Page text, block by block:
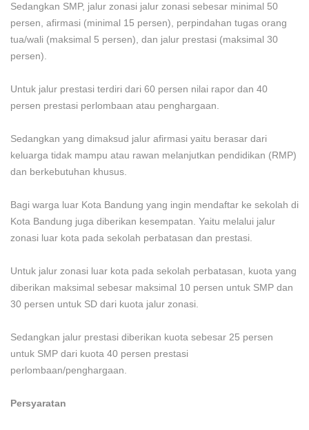
Sedangkan SMP, jalur zonasi jalur zonasi sebesar minimal 50
persen, afirmasi (minimal 15 persen), perpindahan tugas orang
tua/wali (maksimal 5 persen), dan jalur prestasi (maksimal 30
persen).
Untuk jalur prestasi terdiri dari 60 persen nilai rapor dan 40
persen prestasi perlombaan atau penghargaan.
Sedangkan yang dimaksud jalur afirmasi yaitu berasar dari
keluarga tidak mampu atau rawan melanjutkan pendidikan (RMP)
dan berkebutuhan khusus.
Bagi warga luar Kota Bandung yang ingin mendaftar ke sekolah di
Kota Bandung juga diberikan kesempatan. Yaitu melalui jalur
zonasi luar kota pada sekolah perbatasan dan prestasi.
Untuk jalur zonasi luar kota pada sekolah perbatasan, kuota yang
diberikan maksimal sebesar maksimal 10 persen untuk SMP dan
30 persen untuk SD dari kuota jalur zonasi.
Sedangkan jalur prestasi diberikan kuota sebesar 25 persen
untuk SMP dari kuota 40 persen prestasi
perlombaan/penghargaan.
Persyaratan